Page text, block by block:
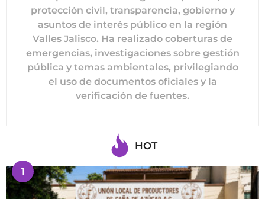
protección civil, transparencia, gobierno y
asuntos de interés público en la región
Valles Jalisco. Ha realizado coberturas de
emergencias, investigaciones sobre gestión
pública y temas ambientales, privilegiando
el uso de documentos oficiales y la
verificación de fuentes.
HOT
1